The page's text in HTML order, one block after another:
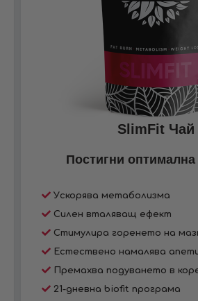
SlimFit Чай
Постигни
Ускорява метаболизма
Силен вталяващ ефект
Стимулира горенето на
Естествено намалява
Премахва подуването в
21-дневна biofit програма